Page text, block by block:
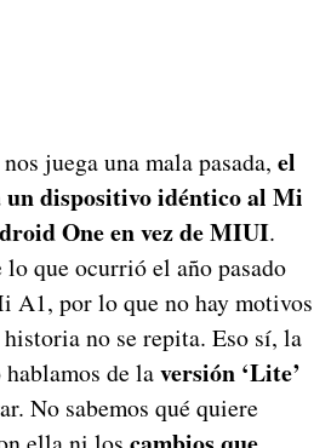
juega una mala pasada, el
dispositivo idéntico al Mi
One en vez de MIUI.
lo que ocurrió el año pasado
por lo que no hay motivos
no se repita. Eso sí, la
de laversión ‘Lite’
No sabemos qué quiere